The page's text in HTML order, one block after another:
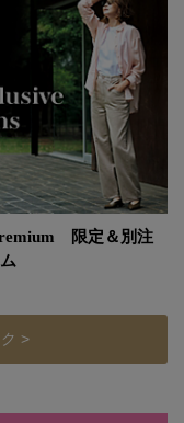
限定＆別注
>